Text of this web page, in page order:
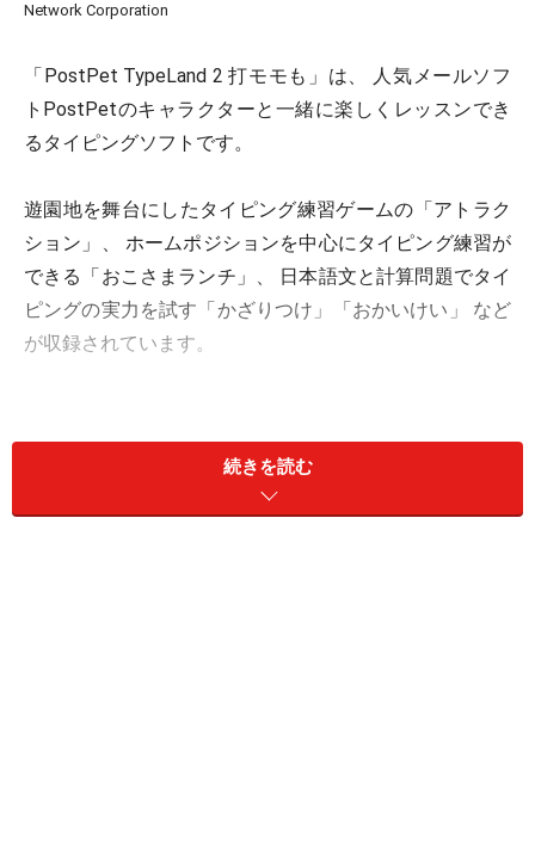
Network Corporation
「PostPet TypeLand 2 打モモも」は、 人気メールソフ
トPostPetのキャラクターと一緒に楽しくレッスンでき
るタイピングソフトです。
遊園地を舞台にしたタイピング練習ゲームの「アトラク
ション」、 ホームポジションを中心にタイピング練習が
できる「おこさまランチ」、 日本語文と計算問題でタイ
ピングの実力を試す「かざりつけ」「おかいけい」 など
が収録されています。
クション：観覧車」の一画面です。
素早く正確にタイピングできるほど観覧車に乗るキャラ
クターの数が増える仕組みで、 結果表示画面では観覧車
続きを読む